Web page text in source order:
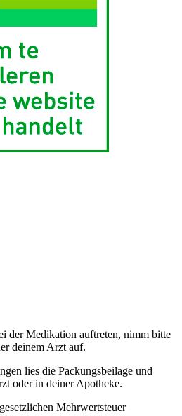
der Medikation auftreten, nimm bitte
deinem Arzt auf.
lies die Packungsbeilage und
oder in deiner Apotheke.
Mehrwertsteuer